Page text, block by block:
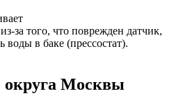
за того, что поврежден датчик,
воды в баке (прессостат).
округа Москвы